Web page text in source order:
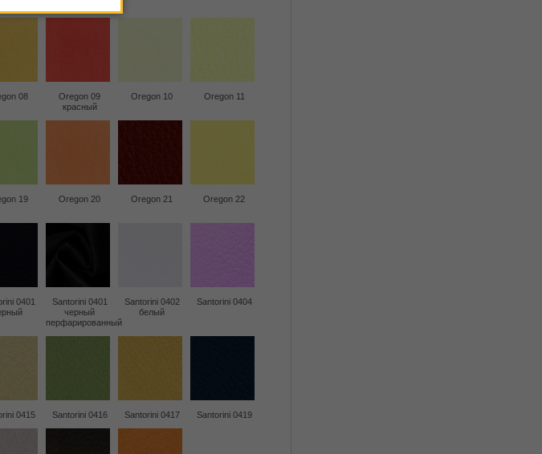
08
Oregon 09
красный
Oregon 10 Oregon 11
19 Oregon 20 Oregon 21 Oregon 22
0401
Santorini 0401
черный
перфарированный
Santorini 0402
белый
Santorini 0404
0415 Santorini 0416 Santorini 0417 Santorini 0419